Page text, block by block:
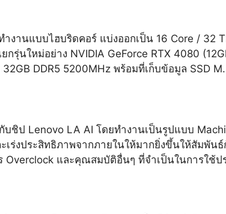
งานแบบไฮบริดคอร์ แบ่งออกเป็น 16 Core / 32
รุ่นใหม่อย่าง NVIDIA GeForce RTX 4080
DDR5 5200MHz พร้อมที่เก็บข้อมูล SSD
ชิป Lenovo LA AI โดยทำงานเป็นรูปแบบ
ร่งประสิทธิภาพจากภายในให้มากยิ่งขึ้นให้สัมพัน
และคุณสมบัติอื่นๆ ที่จำเป็นในการใช้ป